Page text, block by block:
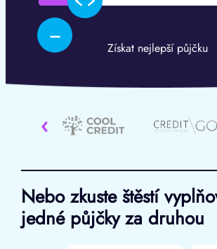
–
Získat nejlepší půjčku
‹
Nebo zkuste štěstí
jedné půjčky za druhou